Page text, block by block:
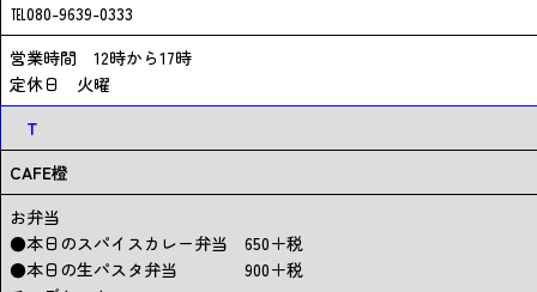
℡080-9639-0333
営業時間 12時から17時
定休日 火曜
T
CAFE橙
お弁当
●本日のスパイスカレー弁当 650＋税
●本日の生パスタ弁当 900＋税